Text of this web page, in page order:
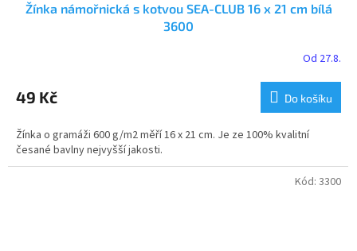
Žínka námořnická s kotvou SEA-CLUB 16 x 21 cm bílá
3600
Od 27.8.
49 Kč Do košíku
Žínka o gramáži 600 g/m2 měří 16 x 21 cm. Je ze 100% kvalitní
česané bavlny nejvyšší jakosti.
Kód: 3300